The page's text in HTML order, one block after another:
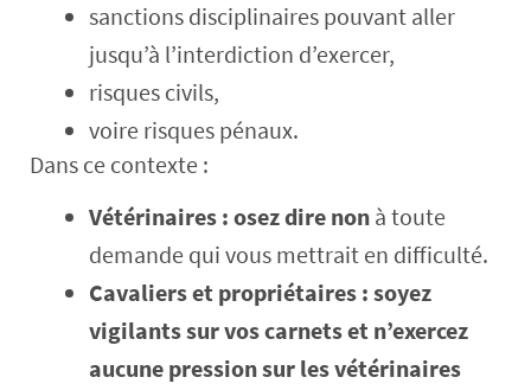
sanctions disciplinaires pouvant aller
jusqu’à l’interdiction d’exercer,
risques civils,
voire risques pénaux.
Dans ce contexte :
Vétérinaires : osez dire non à toute
demande qui vous mettrait en difficulté.
Cavaliers et propriétaires : soyez
vigilants sur vos carnets et n’exercez
aucune pression sur les vétérinaires